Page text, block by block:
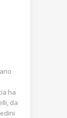
ha
da